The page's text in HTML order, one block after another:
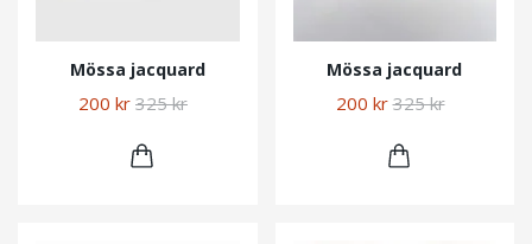
Mössa jacquard
200 kr 325 kr
Mössa jacquard
200 kr 325 kr